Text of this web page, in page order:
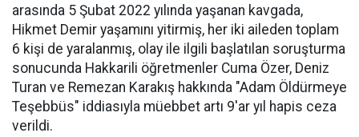
arasında 5 Şubat 2022 yılında yaşanan kavgada,
Hikmet Demir yaşamını yitirmiş, her iki aileden toplam
6 kişi de yaralanmış, olay ile ilgili başlatılan soruşturma
sonucunda Hakkarili öğretmenler Cuma Özer, Deniz
Turan ve Remezan Karakış hakkında "Adam Öldürmeye
Teşebbüs" iddiasıyla müebbet artı 9'ar yıl hapis ceza
verildi.